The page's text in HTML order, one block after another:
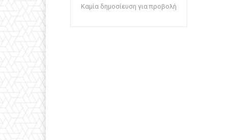
Καμία δημοσίευση για προβολή